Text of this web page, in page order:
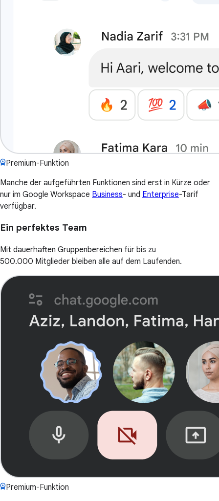
Premium-Funktion
Manche der aufgeführten Funktionen sind erst in Kürze oder
nur im Google Workspace Business- und Enterprise-Tarif
verfügbar.
Ein perfektes Team
Mit dauerhaften Gruppenbereichen für bis zu
500.000 Mitglieder bleiben alle auf dem Laufenden.
Premium-Funktion